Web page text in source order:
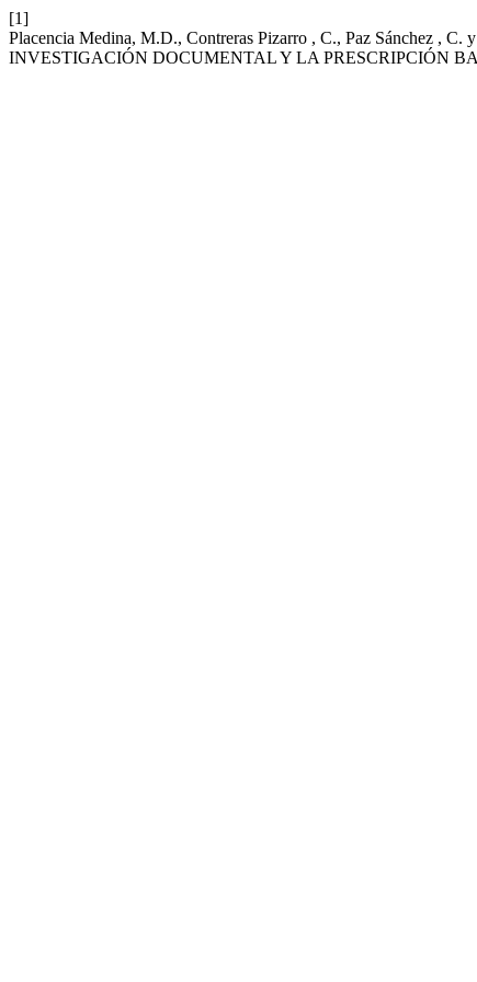
[1]
Placencia Medina, M.D., Contreras Pizarro , C., Paz Sánchez
INVESTIGACIÓN DOCUMENTAL Y LA PRESCRIPCIÓN